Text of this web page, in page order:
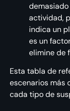
actividad,
indica un
es un
elimine de
Esta tabla de
escenarios más
cada tipo de